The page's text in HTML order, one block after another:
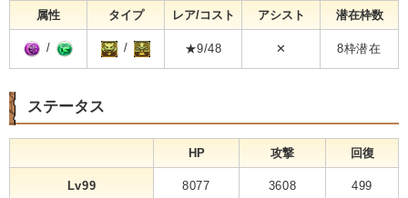
属性 タイプ レア/コスト アシスト 潜在枠数
/ / ★9/48 ✕ 8枠潜在
ステータス
HP 攻撃 回復
Lv99 8077 3608 499